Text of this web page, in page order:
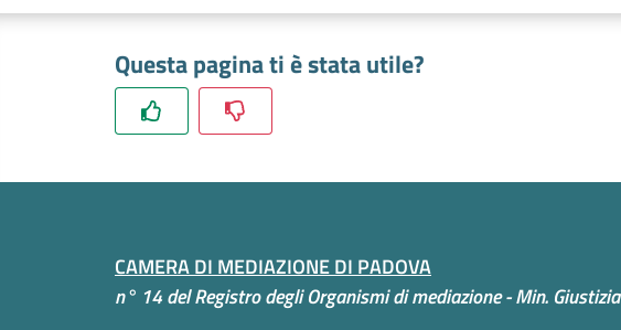
Questa pagina ti è stata utile?
CAMERA DI MEDIAZIONE DI PADOVA
n° 14 del Registro degli Organismi di mediazione - Min. Giustizia